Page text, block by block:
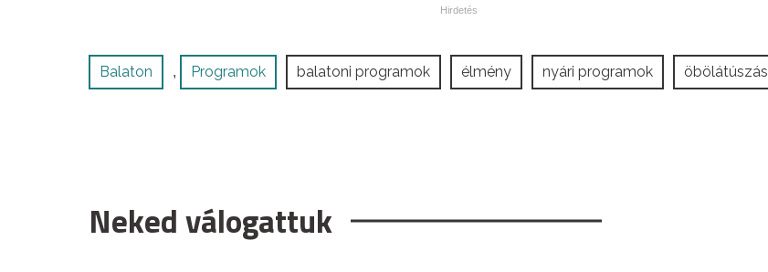
Balaton , Programok balatoni programok élmény nyári programok öbölátúszás
Neked válogattuk